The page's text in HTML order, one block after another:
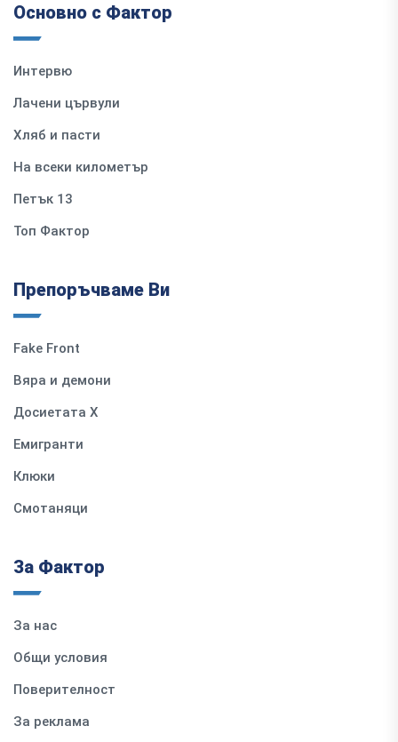
Основно с Фактор
Интервю
Лачени цървули
Хляб и пасти
На всеки километър
Петък 13
Топ Фактор
Препоръчваме Ви
Fake Front
Вяра и демони
Досиетата Х
Емигранти
Клюки
Смотаняци
За Фактор
За нас
Общи условия
Поверителност
За реклама